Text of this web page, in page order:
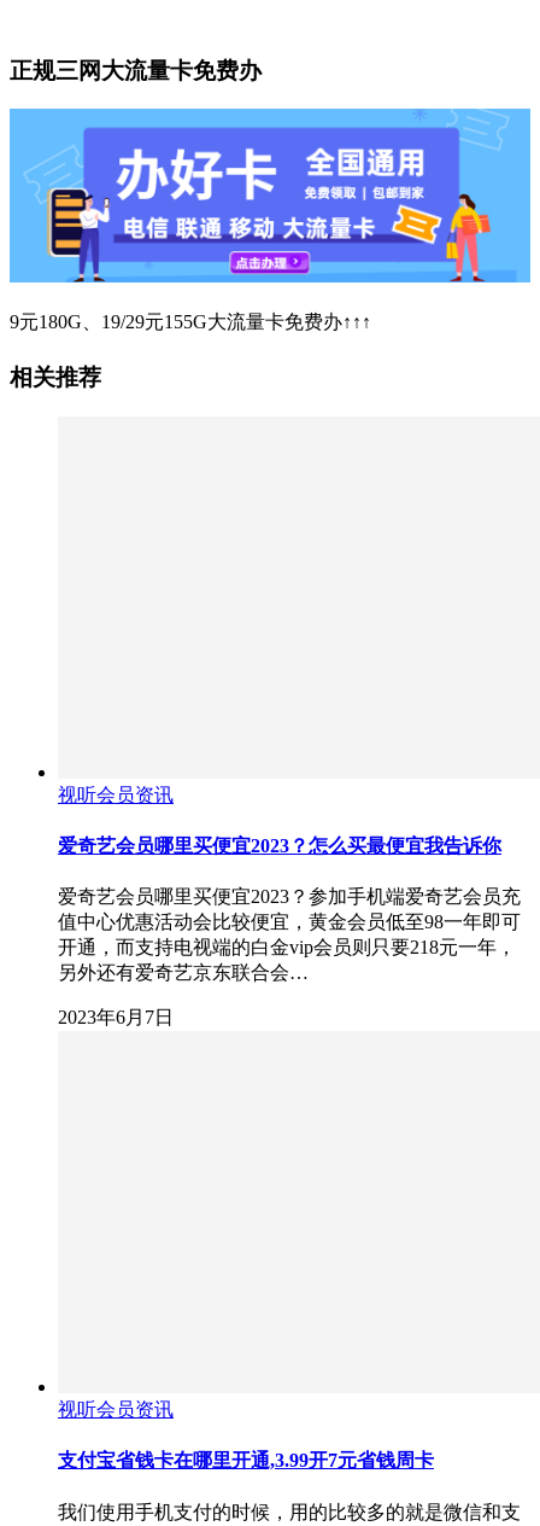
正规三网大流量卡免费办
9元180G、19/29元155G大流量卡免费办↑↑↑
相关推荐
视听会员资讯
爱奇艺会员哪里买便宜2023？怎么买最便宜我告诉你
爱奇艺会员哪里买便宜2023？参加手机端爱奇艺会员充
值中心优惠活动会比较便宜，黄金会员低至98一年即可
开通，而支持电视端的白金vip会员则只要218元一年，
另外还有爱奇艺京东联合会…
2023年6月7日
视听会员资讯
支付宝省钱卡在哪里开通,3.99开7元省钱周卡
我们使用手机支付的时候，用的比较多的就是微信和支